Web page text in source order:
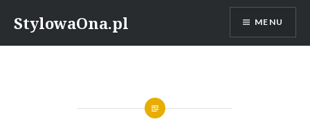
content
StylowaOna.pl MENU